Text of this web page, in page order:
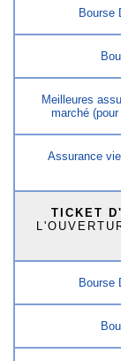
Bourse
Meilleures
marché
Assurance
TICKET
Bourse